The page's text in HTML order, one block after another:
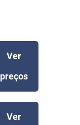
Ver
preços
Ver